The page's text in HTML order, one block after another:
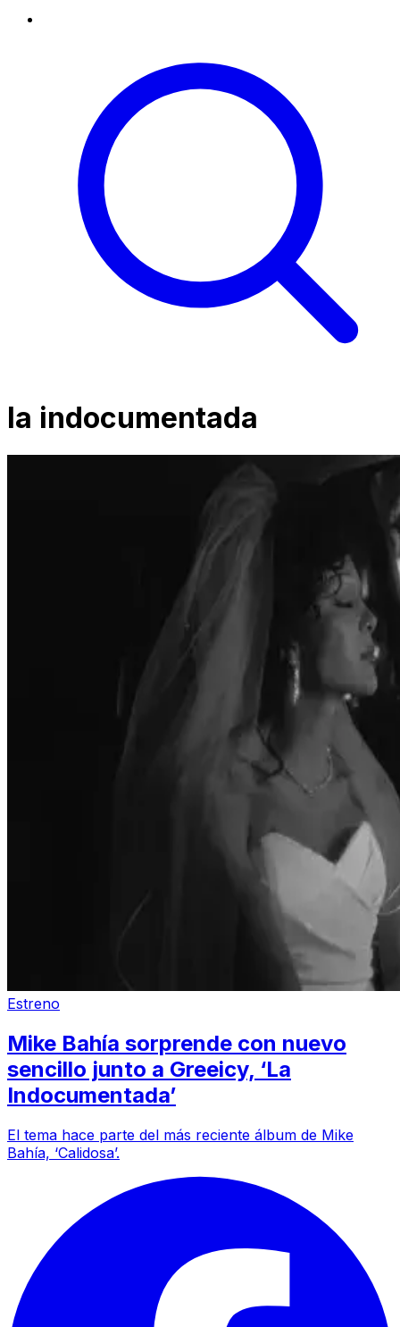
la indocumentada
Estreno
Mike Bahía sorprende con nuevo
sencillo junto a Greeicy, ‘La
Indocumentada’
El tema hace parte del más reciente álbum de Mike
Bahía, ‘Calidosa’.